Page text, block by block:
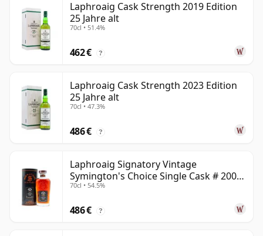
Laphroaig Cask Strength 2019 Edition
25 Jahre alt
70cl • 51.4%
462 € ?
Laphroaig Cask Strength 2023 Edition
25 Jahre alt
70cl • 47.3%
486 € ?
Laphroaig Signatory Vintage
Symington's Choice Single Cask # 2000
25 Jahre alt
70cl • 54.5%
486 € ?